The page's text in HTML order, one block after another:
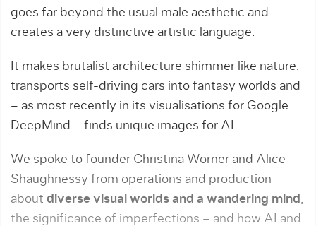
goes far beyond the usual male aesthetic and
creates a very distinctive artistic language.
It makes brutalist architecture shimmer like nature,
transports self-driving cars into fantasy worlds and
– as most recently in its visualisations for Google
DeepMind – finds unique images for AI.
We spoke to founder Christina Worner and Alice
Shaughnessy from operations and production
about diverse visual worlds and a wandering mind ,
the significance of imperfections – and how AI and